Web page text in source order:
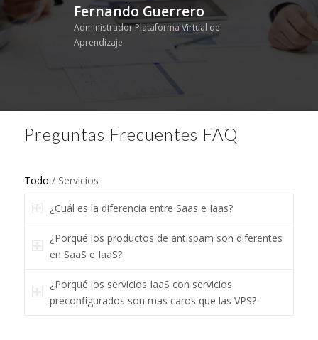
Fernando Guerrero
Administrador Plataforma Virtual de
Aprendizaje
Preguntas Frecuentes FAQ
Todo / Servicios
¿Cuál es la diferencia entre Saas e Iaas?
¿Porqué los productos de antispam son diferentes
en SaaS e IaaS?
¿Porqué los servicios IaaS con servicios
preconfigurados son mas caros que las VPS?